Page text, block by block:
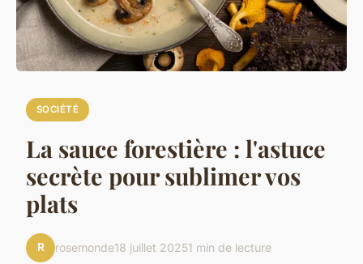
SOCIÉTÉ
La sauce forestière : l'astuce
secrète pour sublimer vos
plats
R rosemonde18 juillet 20251 min de lecture